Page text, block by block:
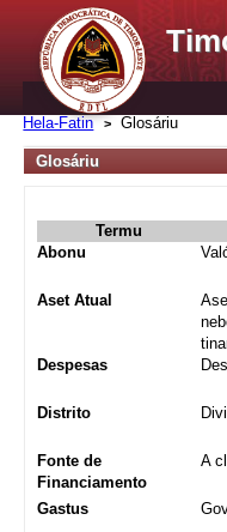
Hela-Fatin Glosáriu
Glosáriu
Termu
Abonu
Aset Atual
Despesas
Distrito
Fonte de
Financiamento
A
Gastus